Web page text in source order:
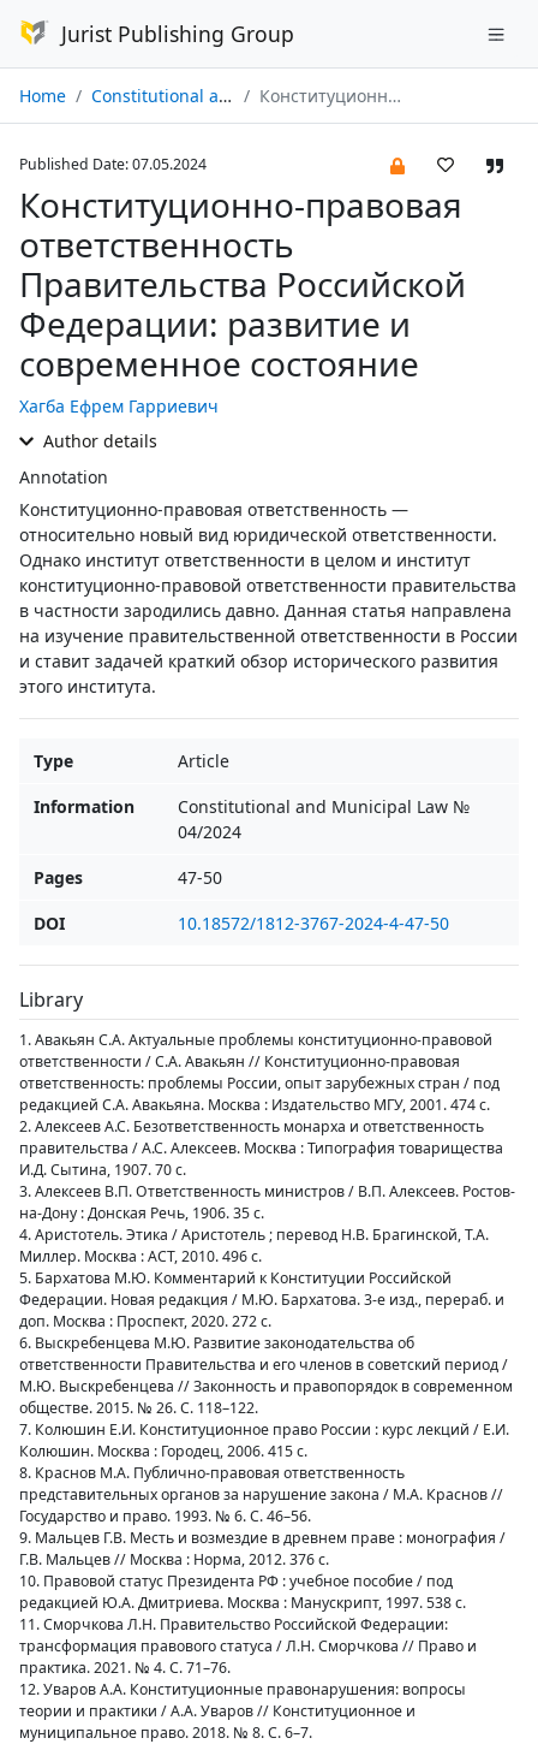
Jurist Publishing Group
Home Constitutional and Municipal Law № 04/2024 Конституционно-правовая ответственность Правительства Российской Федерации: развитие и современное состояние
Published Date: 07.05.2024
Конституционно-правовая
ответственность
Правительства Российской
Федерации: развитие и
современное состояние
Хагба Ефрем Гарриевич
Author details
Annotation
Конституционно-правовая ответственность —
относительно новый вид юридической ответственности.
Однако институт ответственности в целом и институт
конституционно-правовой ответственности правительства
в частности зародились давно. Данная статья направлена
на изучение правительственной ответственности в России
и ставит задачей краткий обзор исторического развития
этого института.
Type
Article
Information
Constitutional and Municipal Law №
04/2024
Pages
47-50
DOI
10.18572/1812-3767-2024-4-47-50
Library
1. Авакьян С.А. Актуальные проблемы конституционно-правовой
ответственности / С.А. Авакьян // Конституционно-правовая
ответственность: проблемы России, опыт зарубежных стран / под
редакцией С.А. Авакьяна. Москва : Издательство МГУ, 2001. 474 с.
2. Алексеев А.С. Безответственность монарха и ответственность
правительства / А.С. Алексеев. Москва : Типография товарищества
И.Д. Сытина, 1907. 70 с.
3. Алексеев В.П. Ответственность министров / В.П. Алексеев. Ростов-
на-Дону : Донская Речь, 1906. 35 с.
4. Аристотель. Этика / Аристотель ; перевод Н.В. Брагинской, Т.А.
Миллер. Москва : АСТ, 2010. 496 с.
5. Бархатова М.Ю. Комментарий к Конституции Российской
Федерации. Новая редакция / М.Ю. Бархатова. 3-е изд., перераб. и
доп. Москва : Проспект, 2020. 272 с.
6. Выскребенцева М.Ю. Развитие законодательства об
ответственности Правительства и его членов в советский период /
М.Ю. Выскребенцева // Законность и правопорядок в современном
обществе. 2015. № 26. С. 118–122.
7. Колюшин Е.И. Конституционное право России : курс лекций / Е.И.
Колюшин. Москва : Городец, 2006. 415 с.
8. Краснов М.А. Публично-правовая ответственность
представительных органов за нарушение закона / М.А. Краснов //
Государство и право. 1993. № 6. С. 46–56.
9. Мальцев Г.В. Месть и возмездие в древнем праве : монография /
Г.В. Мальцев // Москва : Норма, 2012. 376 с.
10. Правовой статус Президента РФ : учебное пособие / под
редакцией Ю.А. Дмитриева. Москва : Манускрипт, 1997. 538 с.
11. Сморчкова Л.Н. Правительство Российской Федерации:
трансформация правового статуса / Л.Н. Сморчкова // Право и
практика. 2021. № 4. С. 71–76.
12. Уваров А.А. Конституционные правонарушения: вопросы
теории и практики / А.А. Уваров // Конституционное и
муниципальное право. 2018. № 8. С. 6–7.